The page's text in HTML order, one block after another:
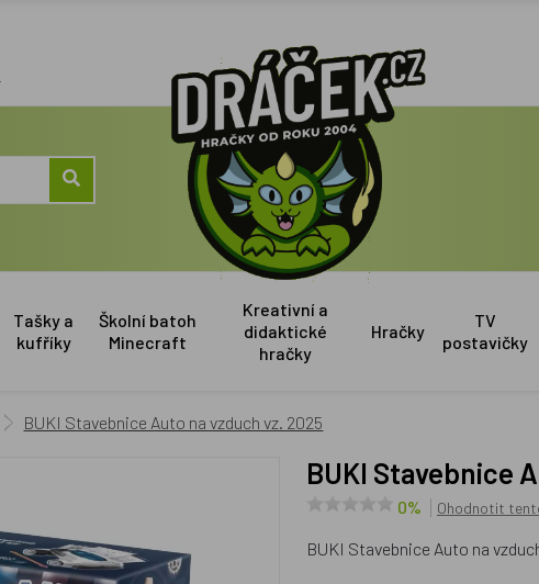
Tašky a
kufříky
Školní batoh
Minecraft
Kreativní a
didaktické
hračky
Hračky
TV
postavičky
BUKI Stavebnice Auto na vzduch vz. 2025
BUKI Stavebnice
0% Ohodnotit
BUKI Stavebnice Auto na